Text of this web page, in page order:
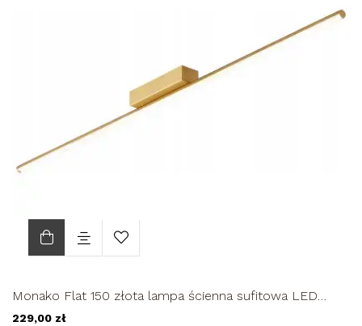
Monako Flat 150 złota lampa ścienna sufitowa LED
długa liniowa do...
229,00 zł